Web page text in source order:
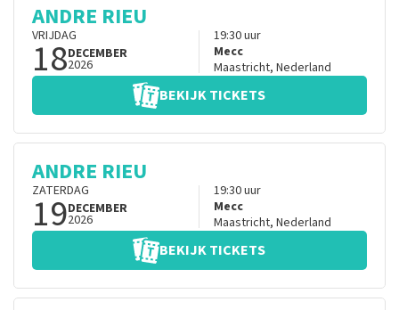
ANDRE RIEU
VRIJDAG
18DECEMBER
2026
19:30uur
Mecc
Maastricht, Nederland
BEKIJK TICKETS
ANDRE RIEU
ZATERDAG
19DECEMBER
2026
19:30uur
Mecc
Maastricht, Nederland
BEKIJK TICKETS